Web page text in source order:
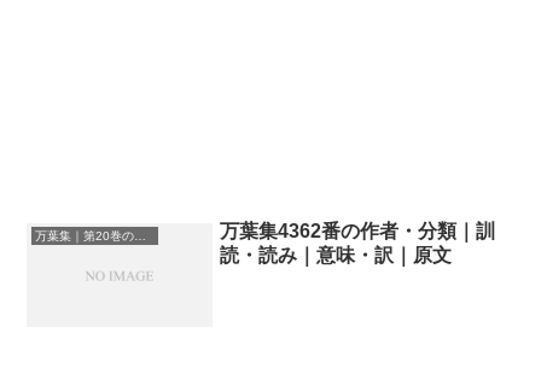
万葉集｜第20巻の和歌一覧
万葉集4362番の作者・分類｜訓
読・読み｜意味・訳｜原文